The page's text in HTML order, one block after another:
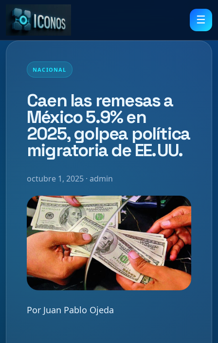
☰
NACIONAL
Caen las remesas a
México 5.9% en
2025, golpea política
migratoria de EE. UU.
octubre 1, 2025 · admin
Por Juan Pablo Ojeda